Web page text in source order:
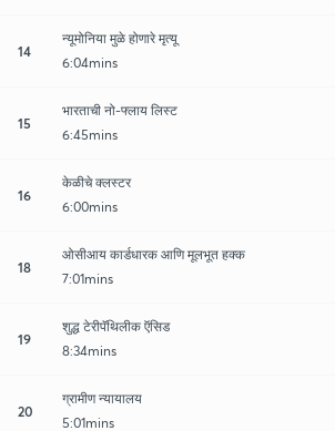
14
न्यूमोनिया मुळे होणारे मृत्यू
6:04mins
15
भारताची नो-फ्लाय लिस्ट
6:45mins
16
केळीचे क्लस्टर
6:00mins
18
ओसीआय कार्डधारक आणि मूलभूत हक्क
7:01mins
19
शुद्ध टेरीपॅथिलीक ऍसिड
8:34mins
20
ग्रामीण न्यायालय
5:01mins